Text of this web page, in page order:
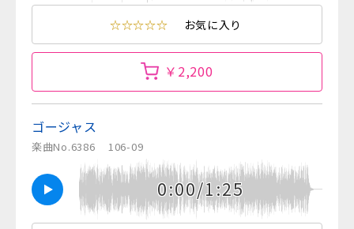
☆☆☆☆☆ お気に入り
￥2,200
ゴージャス
楽曲No.6386 106-09
0:00/1:25